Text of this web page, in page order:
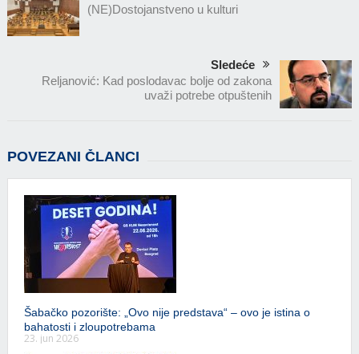
(NE)Dostojanstveno u kulturi
Sledeće
Reljanović: Kad poslodavac bolje od zakona
uvaži potrebe otpuštenih
POVEZANI ČLANCI
Šabačko pozorište: „Ovo nije predstava“ – ovo je istina o
bahatosti i zloupotrebama
23. jun 2026